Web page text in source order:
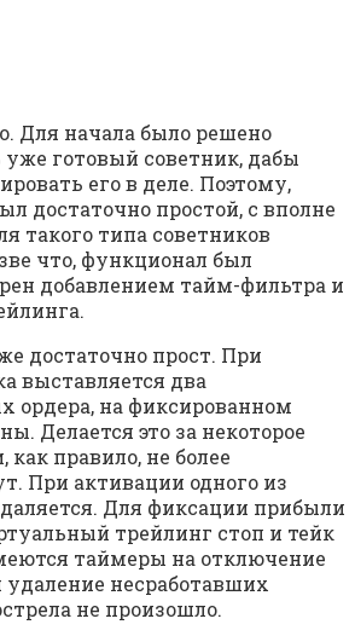
Для начала было решено
готовый советник, дабы
его в деле. Поэтому,
достаточно простой, с вполне
такого типа советников
что, функционал был
добавлением тайм-фильтра и
достаточно прост. При
выставляется два
ордера, на фиксированном
Делается это за некоторое
как правило, не более
При активации одного из
Для фиксации прибыли
трейлинг стоп и тейк
таймеры на отключение
удаление несработавших
не произошло.